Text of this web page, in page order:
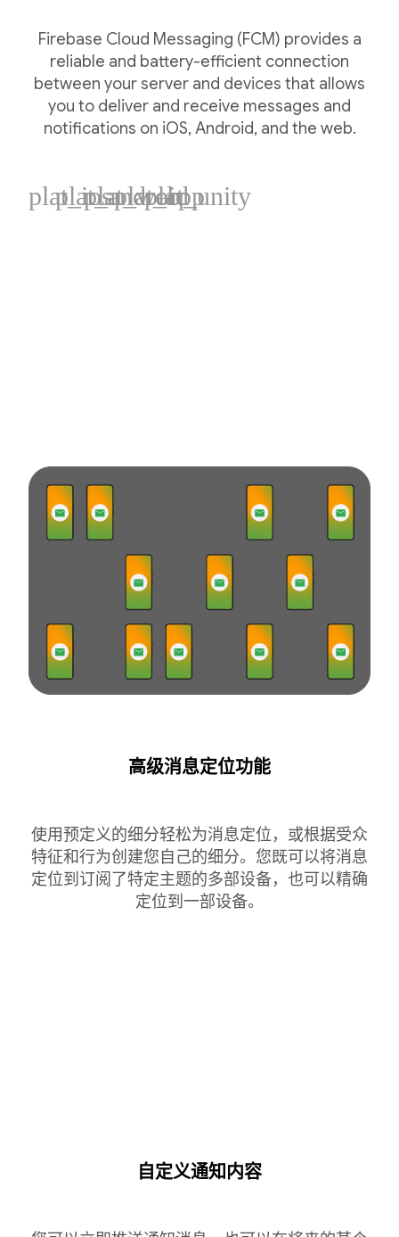
Firebase Cloud Messaging (FCM) provides a
reliable and battery-efficient connection
between your server and devices that allows
you to deliver and receive messages and
notifications on iOS, Android, and the web.
plat_ios
plat_android
plat_web
plat_cpp
plat_unity
高级消息定位功能
使用预定义的细分轻松为消息定位，或根据受众
特征和行为创建您自己的细分。您既可以将消息
定位到订阅了特定主题的多部设备，也可以精确
定位到一部设备。
自定义通知内容